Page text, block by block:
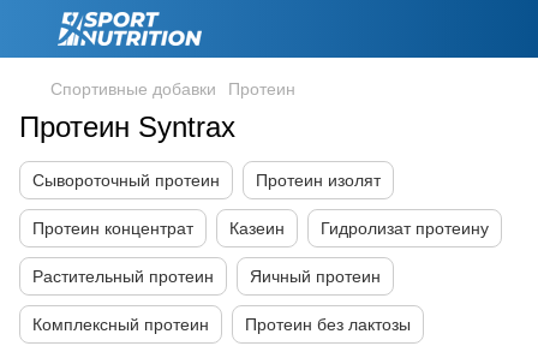
Спортивные добавки Протеин
Протеин Syntrax
Сывороточный протеин Протеин изолят
Протеин концентрат Казеин Гидролизат протеину
Растительный протеин Яичный протеин
Комплексный протеин Протеин без лактозы